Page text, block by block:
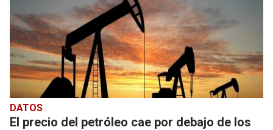
DATOS
El precio del petróleo cae por debajo de los